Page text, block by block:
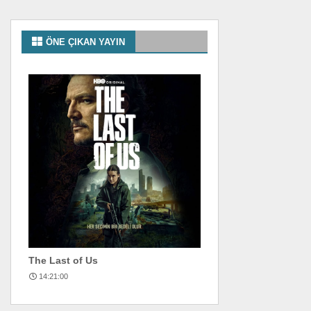
ÖNE ÇIKAN YAYIN
The Last of Us
14:21:00